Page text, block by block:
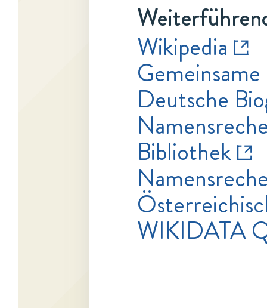
Wikipedia
Deutsche
Bibliothek
WIKIDATA